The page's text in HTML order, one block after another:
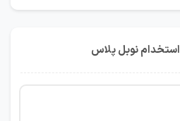
نوبل پلاس